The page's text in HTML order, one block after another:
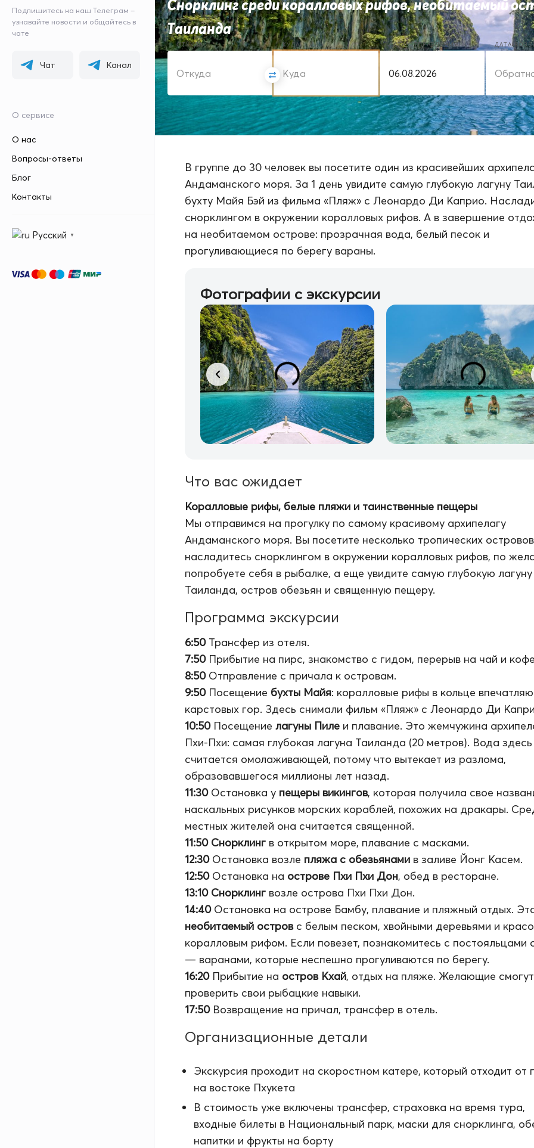
Подпишитесь на наш Телеграм –
узнавайте новости и общайтесь в
чате
Чат Канал
О сервисе
О нас
Вопросы-ответы
Блог
Контакты
Русский ▼
Снорклинг среди коралловых рифов, необитаемый
Таиланда
ОТКУДА КУДА ДАТА ОТПРАВЛЕНИЯ ДАТА
В группе до 30 человек вы посетите один из красивейших
Андаманского моря. За 1 день увидите самую глубокую лагуну
бухту Майя Бэй из фильма «Пляж» с Леонардо Ди Каприо.
снорклингом в окружении коралловых рифов. А в завершение
на необитаемом острове: прозрачная вода, белый песок и
прогуливающиеся по берегу вараны.
Фотографии с экскурсии
Что вас ожидает
Коралловые рифы, белые пляжи и таинственные пещеры
Мы отправимся на прогулку по самому красивому архипелагу
Андаманского моря. Вы посетите несколько тропических
насладитесь снорклингом в окружении коралловых рифов, по
попробуете себя в рыбалке, а еще увидите самую глубокую лагуну
Таиланда, остров обезьян и священную пещеру.
Программа экскурсии
6:50Трансфер из отеля.
7:50Прибытие на пирс, знакомство с гидом, перерыв на чай и
8:50Отправление с причала к островам.
9:50Посещение бухты Майя: коралловые рифы в кольце
карстовых гор. Здесь снимали фильм «Пляж» с Леонардо Ди
10:50Посещение лагуны Пиле и плавание. Это жемчужина
Пхи-Пхи: самая глубокая лагуна Таиланда (20 метров). Вода здесь
считается омолаживающей, потому что вытекает из разлома,
образовавшегося миллионы лет назад.
11:30Остановка у пещеры викингов, которая получила свое
наскальных рисунков морских кораблей, похожих на дракары.
местных жителей она считается священной.
11:50 Снорклинг в открытом море, плавание с масками.
12:30Остановка возле пляжа с обезьянами в заливе Йонг Касем.
12:50Остановка на острове Пхи Пхи Дон, обед в ресторане.
13:10 Снорклинг возле острова Пхи Пхи Дон.
14:40Остановка на острове Бамбу, плавание и пляжный отдых.
необитаемый островс белым песком, хвойными деревьями и
коралловым рифом. Если повезет, познакомитесь с постояльцами
— варанами, которые неспешно прогуливаются по берегу.
16:20Прибытие на остров Кхай, отдых на пляже. Желающие смогут
проверить свои рыбацкие навыки.
17:50Возвращение на причал, трансфер в отель.
Организационные детали
Экскурсия проходит на скоростном катере, который отходит от
на востоке Пхукета
В стоимость уже включены трансфер, страховка на время тура,
входные билеты в Национальный парк, маски для снорклинга,
напитки и фрукты на борту